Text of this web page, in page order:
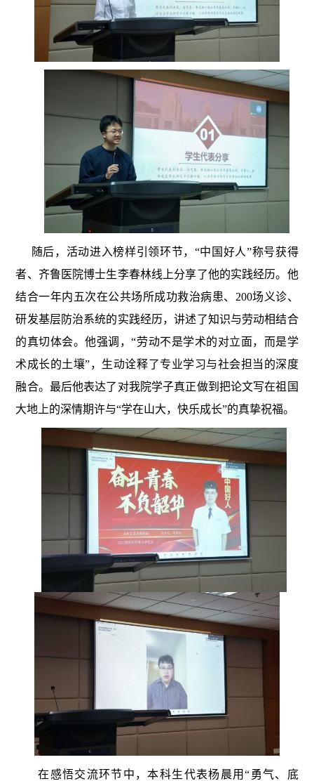
随后，活动进入榜样引领环节，“中国好人”称号获得
者、齐鲁医院博士生李春林线上分享了他的实践经历。他
结合一年内五次在公共场所成功救治病患、200场义诊、
研发基层防治系统的实践经历，讲述了知识与劳动相结合
的真切体会。他强调，“劳动不是学术的对立面，而是学
术成长的土壤”，生动诠释了专业学习与社会担当的深度
融合。最后他表达了对我院学子真正做到把论文写在祖国
大地上的深情期许与“学在山大，快乐成长”的真挚祝福。
在感悟交流环节中，本科生代表杨晨用“勇气、底